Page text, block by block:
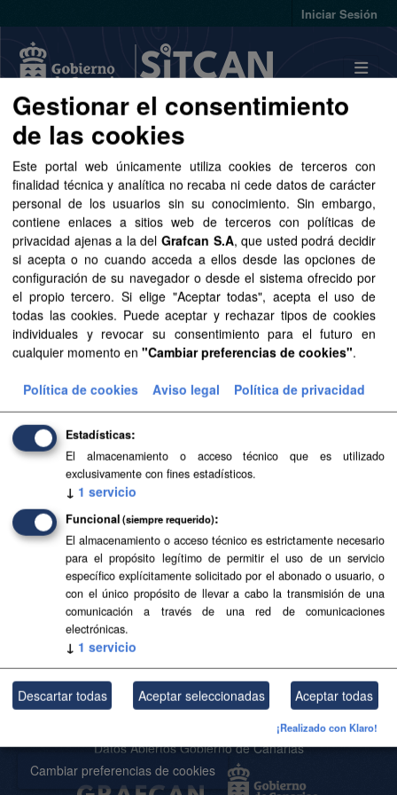
Cambiar preferencias de cookies
Iniciar Sesión
Conjuntos de datos
Ordenar por
Conjuntos de datos no
encontrados
Organizaciones:
gobcan-politica-territorial-cohesion-social-y-aguas
Formatos:
HTML
Filtrar Resultados
Por favor intente otra búsqueda.
Usted también puede acceder a este registro utilizando losAPI(ver
API Docs).
Acerca de SITCAN Open Data
Datos Abiertos Gobierno de Canarias
Gestionar el consentimiento
de las cookies
Este portal web únicamente utiliza cookies de terceros con
finalidad técnica y analítica no recaba ni cede datos de carácter
personal de los usuarios sin su conocimiento. Sin embargo,
contiene enlaces a sitios web de terceros con políticas de
privacidad ajenas a la del Grafcan S.A, que usted podrá decidir
si acepta o no cuando acceda a ellos desde las opciones de
configuración de su navegador o desde el sistema ofrecido por
el propio tercero. Si elige "Aceptar todas", acepta el uso de
todas las cookies. Puede aceptar y rechazar tipos de cookies
individuales y revocar su consentimiento para el futuro en
cualquier momento en "Cambiar preferencias de cookies".
Política de cookies Aviso legal Política de privacidad
Estadísticas
El almacenamiento o acceso técnico que es utilizado
exclusivamente con fines estadísticos.
↓ 1 servicio
Funcional (siempre requerido)
El almacenamiento o acceso técnico es estrictamente necesario
para el propósito legítimo de permitir el uso de un servicio
específico explícitamente solicitado por el abonado o usuario, o
con el único propósito de llevar a cabo la transmisión de una
comunicación a través de una red de comunicaciones
electrónicas.
↓ 1 servicio
Descartar todas Aceptar seleccionadas Aceptar todas
¡Realizado con Klaro!